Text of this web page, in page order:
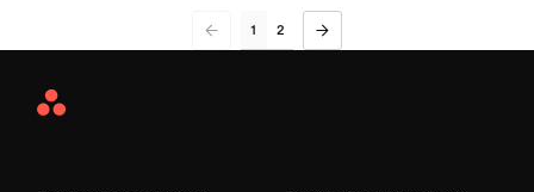
1 2
Asana